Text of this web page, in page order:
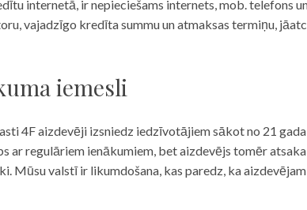
internetā, ir nepieciešams internets, mob. telefons
vajadzīgo kredīta summu un atmaksas termiņu,
iemesli
4F aizdevēji izsniedz iedzīvotājiem sākot no 21
ar regulāriem ienākumiem, bet aizdevējs tomēr
Mūsu valstī ir likumdošana, kas paredz, ka